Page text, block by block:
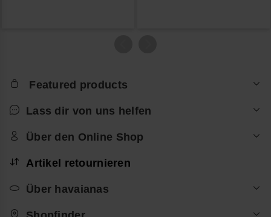
Featured products
Lass dir von uns helfen
Über den Online Shop
Artikel retournieren
Über havaianas